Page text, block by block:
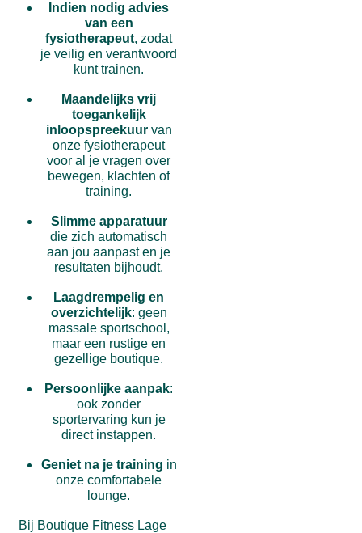
Indien nodig advies
van een
fysiotherapeut, zodat
je veilig en verantwoord
kunt trainen.
Maandelijks vrij
toegankelijk
inloopspreekuurvan
onze fysiotherapeut
voor al je vragen over
bewegen, klachten of
training.
Slimme apparatuur
die zich automatisch
aan jou aanpast en je
resultaten bijhoudt.
Laagdrempelig en
overzichtelijk: geen
massale sportschool,
maar een rustige en
gezellige boutique.
Persoonlijke aanpak:
ook zonder
sportervaring kun je
direct instappen.
Geniet na je training in
onze comfortabele
lounge.
Bij Boutique Fitness Lage